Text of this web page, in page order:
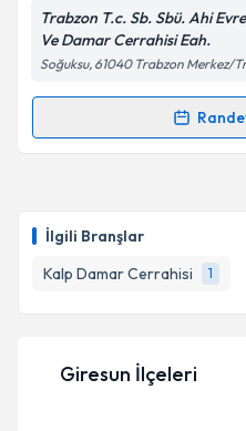
İlgili Branşlar
Kalp Damar Cerrahisi
1
Kişisel verilerimin
'ni okudum
kapsamda
Takvim
Trabzon T.c. Sb. Sbü. Ahi
Ve Damar Cerrahisi Eah.
Soğuksu, 61040 Trabzon Merkez/
Randevu Takvimi
için bir takvim
bilgilendireceğiz.
E-posta Adresiniz
Giresun İlçeleri